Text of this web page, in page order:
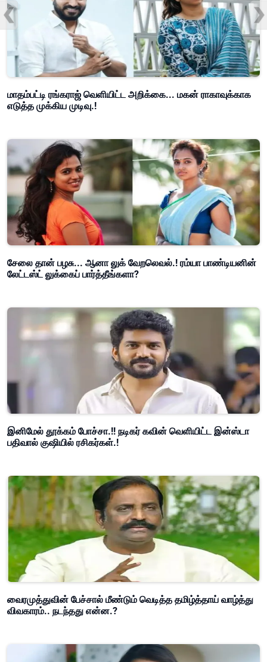
மாதம்பட்டி ரங்கராஜ் வெளியிட்ட அறிக்கை... மகன் ராகாவுக்காக
எடுத்த முக்கிய முடிவு.!
சேலை தான் பழசு... ஆனா லுக் வேறலெவல்.! ரம்யா பாண்டியனின்
லேட்டஸ்ட் லுக்கைப் பார்த்தீங்களா?
இனிமேல் தூக்கம் போச்சா.!! நடிகர் கவின் வெளியிட்ட இன்ஸ்டா
பதிவால் குஷியில் ரசிகர்கள்.!
வைரமுத்துவின் பேச்சால் மீண்டும் வெடித்த தமிழ்த்தாய் வாழ்த்து
விவகாரம்.. நடந்தது என்ன.?